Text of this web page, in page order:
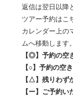
返信は翌日以降
ツアー予約はこ
カレンダー上の
ムへ移動します。
【◎】予約の空
【○】予約の空
【△】残りわず
【ー】ご予約い